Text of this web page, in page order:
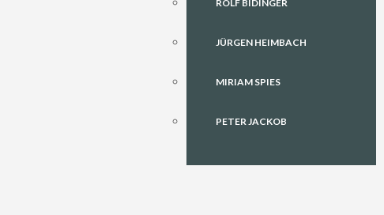
ROLF BIDINGER
JÜRGEN HEIMBACH
MIRIAM SPIES
PETER JACKOB